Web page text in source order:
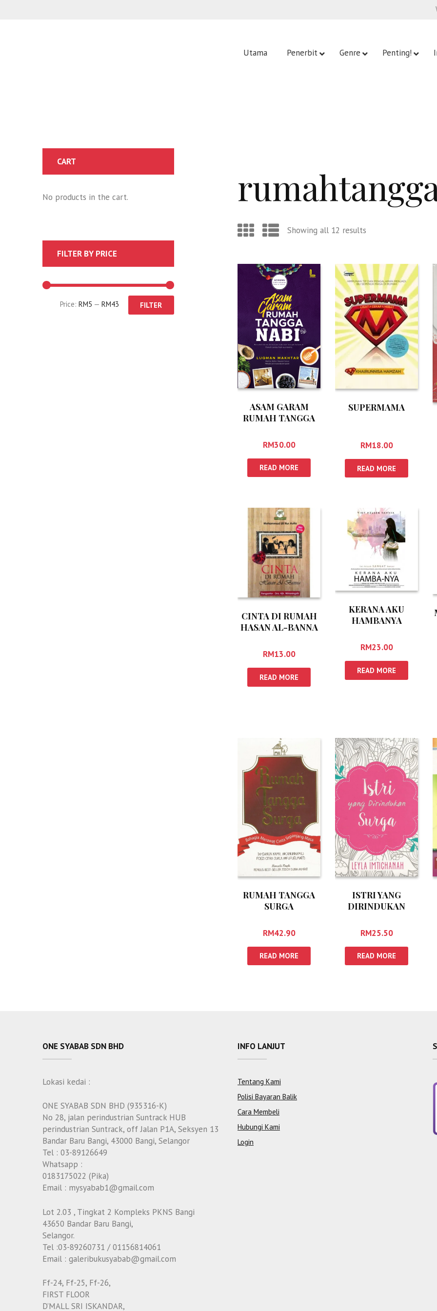
Utama Penerbit Genre Penting!
Showing all 12 results
ASAM GARAM
RUMAH TANGGA
RM30.00
READ MORE
SUPERMAMA
RM18.00
READ MORE
CINTA DI RUMAH
HASAN AL-BANNA
RM13.00
READ MORE
KERANA AKU
HAMBANYA
RM23.00
READ MORE
RUMAH TANGGA
SURGA
RM42.90
READ MORE
ISTRI YANG
DIRINDUKAN
RM25.50
READ MORE
CART
No products in the cart.
FILTER BY PRICE
FILTER
Price:RM5 —RM43
ONE SYABAB SDN BHD
Lokasi kedai :
ONE SYABAB SDN BHD (935316-K)
No 28, jalan perindustrian Suntrack HUB
perindustrian Suntrack, off Jalan P1A, Seksyen 13
Bandar Baru Bangi, 43000 Bangi, Selangor
Tel : 03-89126649
Whatsapp :
0183175022 (Pika)
Email : mysyabab1@gmail.com
Lot 2.03 , Tingkat 2 Kompleks PKNS Bangi
43650 Bandar Baru Bangi,
Selangor.
Tel :03-89260731 / 01156814061
Email : galeribukusyabab@gmail.com
Ff-24, Ff-25, Ff-26,
FIRST FLOOR
D’MALL SRI ISKANDAR,
INFO LANJUT
Tentang Kami
Polisi Bayaran Balik
Cara Membeli
Hubungi Kami
Login